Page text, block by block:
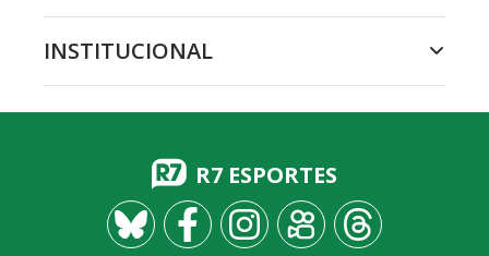
INSTITUCIONAL
R7 ESPORTES